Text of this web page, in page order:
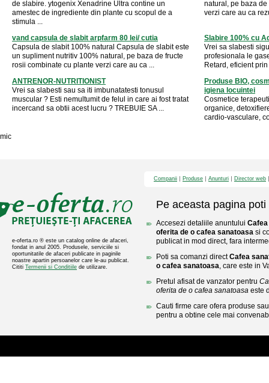
de slabire. ytogenix Xenadrine Ultra contine un
amestec de ingrediente din plante cu scopul de a
stimula ...
natural, pe baza
verzi care au ca
vand capsula de slabit arpfarm 80 lei/ cutia
Capsula de slabit 100% natural Capsula de slabit este
un supliment nutritiv 100% natural, pe baza de fructe
rosii combinate cu plante verzi care au ca ...
Slabire 100% cu
Vrei sa slabesti
profesionala le
Retard, eficient
ANTRENOR-NUTRITIONIST
Vrei sa slabesti sau sa iti imbunatatesti tonusul
muscular ? Esti nemultumit de felul in care ai fost tratat
incercand sa obtii acest lucru ? TREBUIE SA ...
Produse BIO,
igiena locuintei
Cosmetice
organice,
cardio-vasculare,
mic
e-oferta.ro ® este un catalog online de afaceri,
fondat in anul 2005. Produsele, serviciile si
oportunitatile de afaceri publicate in paginile
noastre apartin persoanelor care le-au publicat.
Cititi Termenii si Conditiile de utilizare.
Companii Produse Anunturi Director web
Pe aceasta pagina poti
Accesezi detaliile anuntului
oferita de o cafea sanatoasa si
publicat in mod direct, fara
Poti sa comanzi directCafea
o cafea sanatoasa, care este in
Pretul afisat de vanzator pentru
oferita de o cafea sanatoasa este
Cauti firme care ofera produse
pentru a obtine cele mai